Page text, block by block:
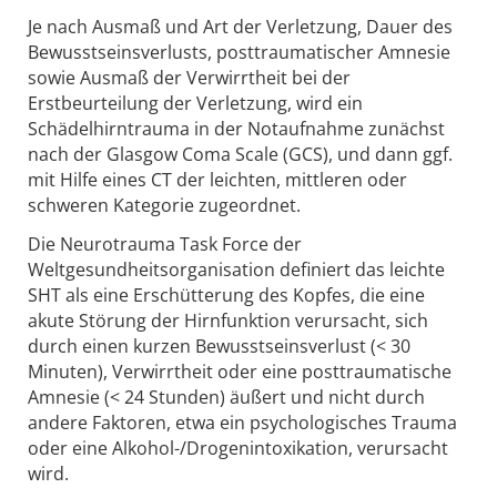
Je nach Ausmaß und Art der Verletzung, Dauer des
Bewusstseinsverlusts, posttraumatischer Amnesie
sowie Ausmaß der Verwirrtheit bei der
Erstbeurteilung der Verletzung, wird ein
Schädelhirntrauma in der Notaufnahme zunächst
nach der Glasgow Coma Scale (GCS), und dann ggf.
mit Hilfe eines CT der leichten, mittleren oder
schweren Kategorie zugeordnet.
Die Neurotrauma Task Force der
Weltgesundheitsorganisation definiert das leichte
SHT als eine Erschütterung des Kopfes, die eine
akute Störung der Hirnfunktion verursacht, sich
durch einen kurzen Bewusstseinsverlust (< 30
Minuten), Verwirrtheit oder eine posttraumatische
Amnesie (< 24 Stunden) äußert und nicht durch
andere Faktoren, etwa ein psychologisches Trauma
oder eine Alkohol-/Drogenintoxikation, verursacht
wird.